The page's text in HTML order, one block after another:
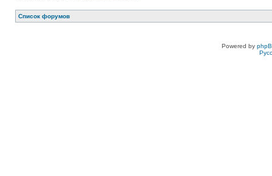
Список форумов
Powered by